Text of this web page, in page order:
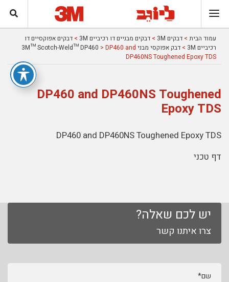
עמוד הבית > דבקים 3M > דבקים מבניים דו רכיביים 3M > דבקים אפוקסיים דו
רכיביים 3M
> דבק אפוקסי מבני 3M™ Scotch-Weld™ DP460 > DP460 and
DP460NS Toughened Epoxy TDS
DP460 and DP460NS Toughened
Epoxy TDS
DP460 and DP460NS Toughened Epoxy TDS
דף טכני
יש לכם שאלה?
צרו איתנו קשר
שם*